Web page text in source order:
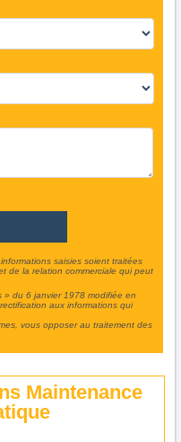
saisies soient traitées
de la relation commerciale qui peut
» du 6 janvier 1978 modifiée en
aux informations qui
vous opposer au traitement des
Maintenance